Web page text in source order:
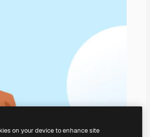
on your device to enhance site